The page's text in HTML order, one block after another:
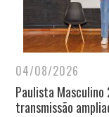
04/08/2026
Paulista
transmissão